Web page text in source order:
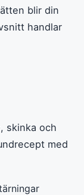
blir din
handlar
skinka och
med